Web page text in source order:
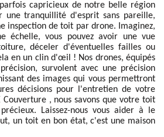
capricieux de notre belle région
une tranquillité d'esprit sans pareille,
inspection de toit par drone. Imaginez,
échelle, vous pouvez avoir une vue
déceler d'éventuelles failles ou
en un clin d'œil ! Nos drones, équipés
survolent avec une précision
des images qui vous permettront
décisions pour l'entretien de votre
Couverture , nous savons que votre toit
Laissez-nous vous aider à le
un toit en bon état, c'est une maison